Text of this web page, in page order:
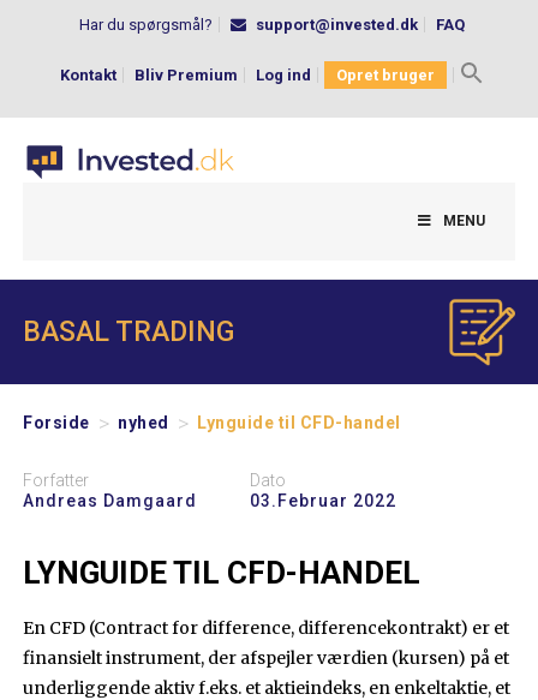
Har du spørgsmål? support@invested.dk FAQ
Kontakt Bliv Premium Log ind Opret bruger
Search
MENU
BASAL TRADING
Forside > nyhed > Lynguide til CFD-handel
Forfatter
Andreas Damgaard
Dato
03.februar 2022
LYNGUIDE TIL CFD-HANDEL
En CFD (Contract for difference, differencekontrakt) er et
finansielt instrument, der afspejler værdien (kursen) på et
underliggende aktiv f.eks. et aktieindeks, en enkeltaktie, et